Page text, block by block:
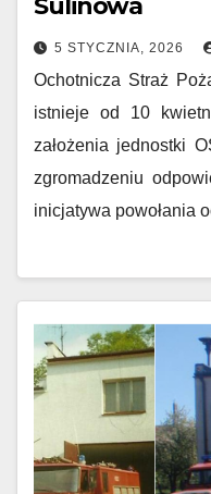
Sulinowa
5 STYCZNIA, 2026
Ochotnicza Straż
istnieje od 10
założenia jednostki
zgromadzeniu
inicjatywa powołania